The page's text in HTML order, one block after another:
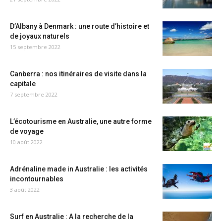
D’Albany à Denmark : une route d’histoire et
de joyaux naturels
15 septembre 2022
Canberra : nos itinéraires de visite dans la
capitale
7 septembre 2022
L’écotourisme en Australie, une autre forme
de voyage
10 août 2022
Adrénaline made in Australie : les activités
incontournables
3 août 2022
Surf en Australie : A la recherche de la